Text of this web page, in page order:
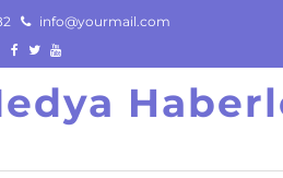
info@yourmail.com